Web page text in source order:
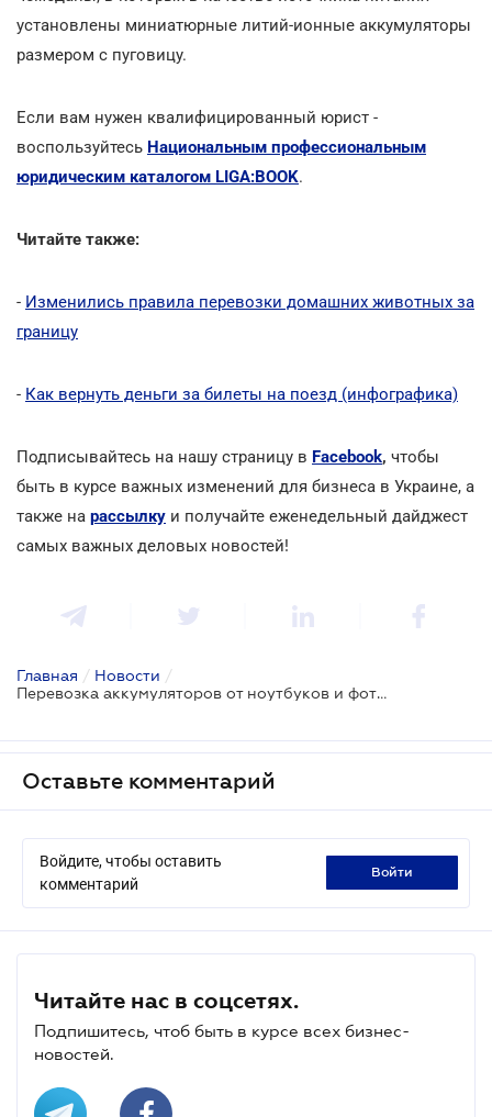
установлены миниатюрные литий-ионные аккумуляторы
размером с пуговицу.
Если вам нужен квалифицированный юрист -
воспользуйтесь Национальным профессиональным
юридическим каталогом LIGA:BOOK.
Читайте также:
- Изменились правила перевозки домашних животных за
границу
- Как вернуть деньги за билеты на поезд (инфографика)
Подписывайтесь на нашу страницу в Facebook, чтобы
быть в курсе важных изменений для бизнеса в Украине, а
также на рассылку и получайте еженедельный дайджест
самых важных деловых новостей!
Главная / Новости /
Перевозка аккумуляторов от ноутбуков и фотоаппаратов в самолете: ограничения и запреты
Оставьте комментарий
Войдите, чтобы оставить
комментарий
войти
Читайте нас в соцсетях.
Подпишитесь, чтоб быть в курсе всех бизнес-
новостей.